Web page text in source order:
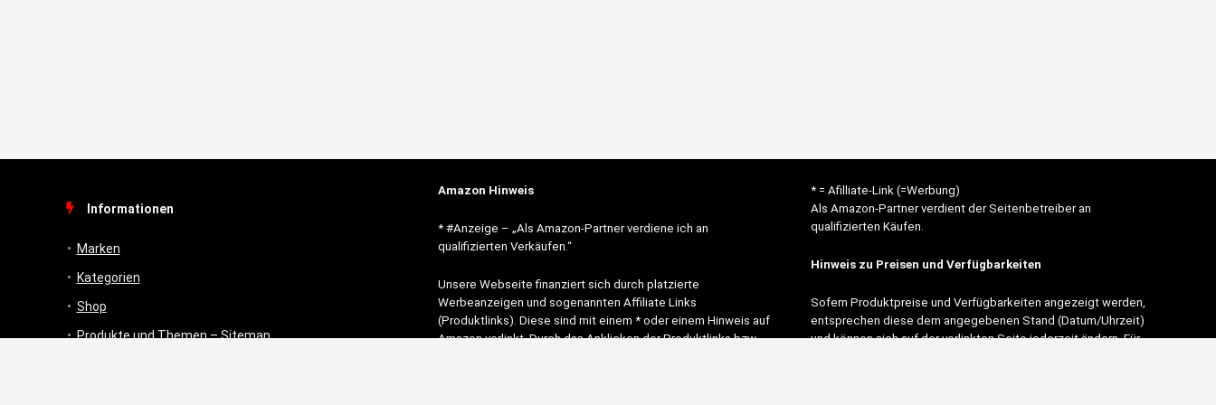
Informationen
Marken
Kategorien
Shop
Produkte und Themen – Sitemap
Amazon Hinweis
* #Anzeige – „Als Amazon-Partner verdiene ich an
qualifizierten Verkäufen.“
Unsere Webseite finanziert sich durch platzierte
Werbeanzeigen und sogenannten Affiliate Links
(Produktlinks). Diese sind mit einem * oder einem Hinweis auf
Amazon verlinkt. Durch das Anklicken der Produktlinks bzw.
* = Afilliate-Link (=Werbung)
Als Amazon-Partner verdient der Seitenbetreiber an
qualifizierten Käufen.
Hinweis zu Preisen und Verfügbarkeiten
Sofern Produktpreise und Verfügbarkeiten angezeigt werden,
entsprechen diese dem angegebenen Stand (Datum/Uhrzeit)
und können sich auf der verlinkten Seite jederzeit ändern. Für